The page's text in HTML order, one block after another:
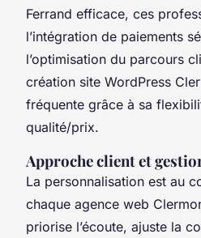
Ferrand efficace, ces
l’intégration de paiements
l’optimisation du parcours
création site WordPress
fréquente grâce à sa
qualité/prix.
Approche client et
La personnalisation est au
chaque agence web
priorise l’écoute, ajuste la